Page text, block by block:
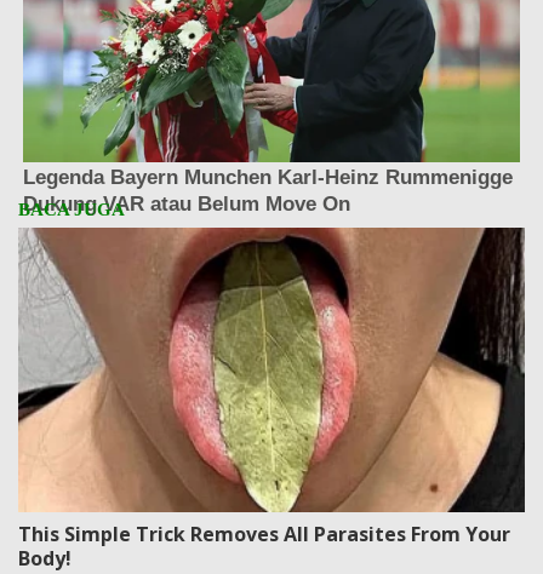
This Simple Trick Removes All Parasites From Your
Body!